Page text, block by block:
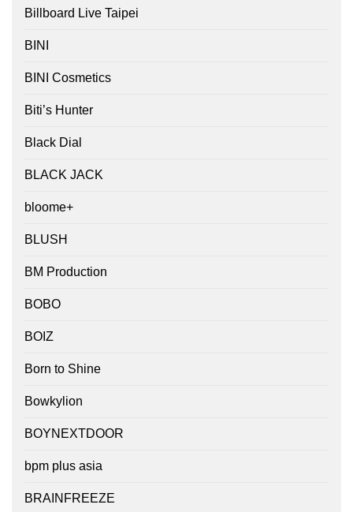
Billboard Live Taipei
BINI
BINI Cosmetics
Biti’s Hunter
Black Dial
BLACK JACK
bloome+
BLUSH
BM Production
BOBO
BOIZ
Born to Shine
Bowkylion
BOYNEXTDOOR
bpm plus asia
BRAINFREEZE